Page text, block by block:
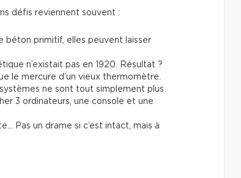
défis reviennent souvent :
béton primitif, elles peuvent laisser
n’existait pas en 1920. Résultat ?
le mercure d’un vieux thermomètre.
ne sont tout simplement plus
3 ordinateurs, une console et une
Pas un drame si c’est intact, mais à